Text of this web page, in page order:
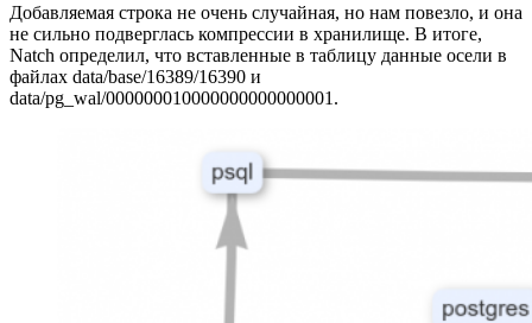
Добавляемая строка не очень случайная, но нам повезло, и она
не сильно подверглась компрессии в хранилище. В итоге,
Natch определил, что вставленные в таблицу данные осели в
файлах data/base/16389/16390 и
data/pg_wal/000000010000000000000001.